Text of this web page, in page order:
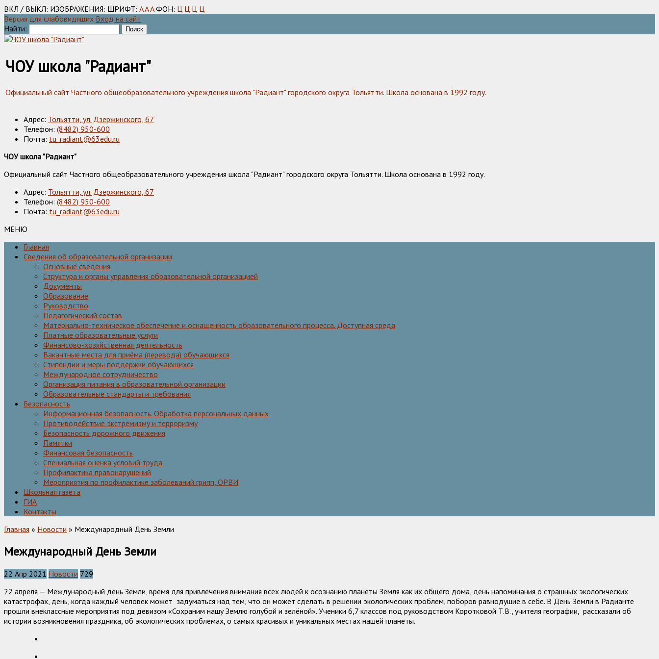
ВКЛ / ВЫКЛ: ИЗОБРАЖЕНИЯ: ШРИФТ: AAA ФОН: Ц Ц Ц Ц
Версия для слабовидящих Вход на сайт
Найти:
ЧОУ школа "Радиант"
Официальный сайт Частного общеобразовательного учреждения школа "Радиант" городского округа Тольятти. Школа основана в 1992 году.
Адрес: Тольятти, ул. Дзержинского, 67
Телефон: (8482) 950-600
Почта: tu_radiant@63edu.ru
ЧОУ школа "Радиант"
Официальный сайт Частного общеобразовательного учреждения школа "Радиант" городского округа Тольятти. Школа основана в 1992 году.
Адрес: Тольятти, ул. Дзержинского, 67
Телефон: (8482) 950-600
Почта: tu_radiant@63edu.ru
МЕНЮ
Главная
Сведения об образовательной организации
Основные сведения
Структура и органы управления образовательной организацией
Документы
Образование
Руководство
Педагогический состав
Материально-техническое обеспечение и оснащенность образовательного процесса. Доступная среда
Платные образовательные услуги
Финансово-хозяйственная деятельность
Вакантные места для приёма (перевода) обучающихся
Стипендии и меры поддержки обучающихся
Международное сотрудничество
Организация питания в образовательной организации
Образовательные стандарты и требования
Безопасность
Информационная безопасность. Обработка персональных данных
Противодействие экстремизму и терроризму
Безопасность дорожного движения
Памятки
Финансовая безопасность
Специальная оценка условий труда
Профилактика правонарушений
Мероприятия по профилактике заболеваний грипп, ОРВИ
Школьная газета
ГИА
Контакты
Главная » Новости » Международный День Земли
Международный День Земли
22 Апр 2021 Новости 729
22 апреля — Международный день Земли, время для привлечения внимания всех людей к осознанию планеты Земля как их общего дома, день напоминания о страшных экологических
катастрофах, день, когда каждый человек может задуматься над тем, что он может сделать в решении экологических проблем, поборов равнодушие в себе. В День Земли в Радианте
прошли внеклассные мероприятия под девизом «Сохраним нашу Землю голубой и зелёной». Ученики 6,7 классов под руководством Коротковой Т.В., учителя географии, рассказали об
истории возникновения праздника, об экологических проблемах, о самых красивых и уникальных местах нашей планеты.